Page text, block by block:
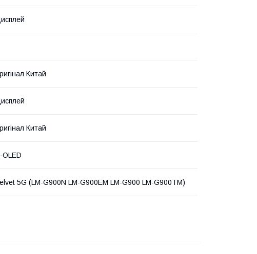
Китай
Китай
OLED
5G (LM-G900N LM-G900EM LM-G900 LM-G900TM)